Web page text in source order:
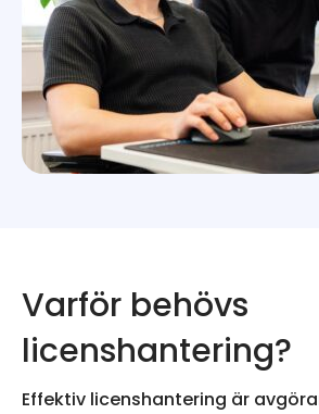
Varför behövs
licenshantering?
Effektiv licenshantering är